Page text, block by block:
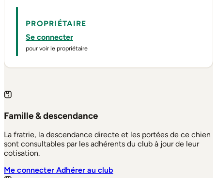
PROPRIÉTAIRE
Se connecter
pour voir le propriétaire
Famille & descendance
La fratrie, la descendance directe et les portées de ce chien
sont consultables par les adhérents du club à jour de leur
cotisation.
Me connecterAdhérer au club